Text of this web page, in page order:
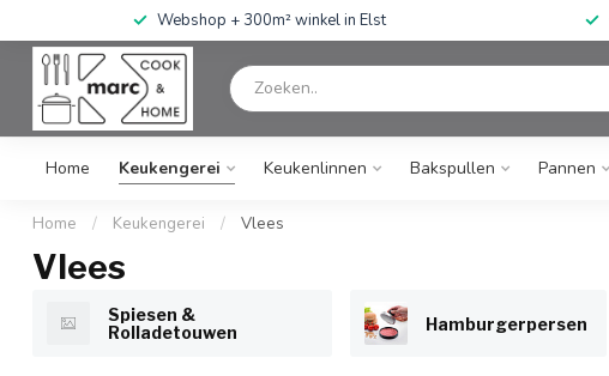
Webshop + 300m² winkel in Elst
Home Keukengerei Keukenlinnen Bakspullen Pannen
Home / Keukengerei / Vlees
Vlees
Spiesen &
Rolladetouwen
Hamburgerpersen